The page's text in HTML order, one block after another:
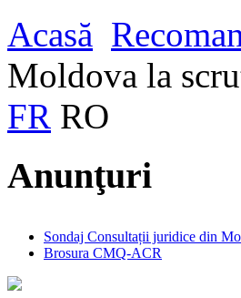
Acasă
Moldova la
FR RO
Anunţuri
Sondaj Consultații juridice din
Brosura CMQ-ACR